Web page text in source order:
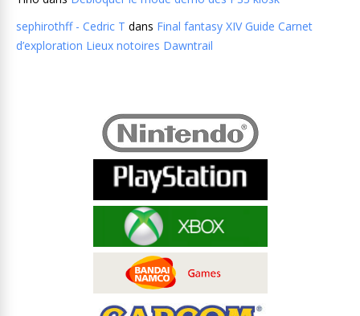
sephirothff - Cedric T dans Final fantasy XIV Guide Carnet
d’exploration Lieux notoires Dawntrail